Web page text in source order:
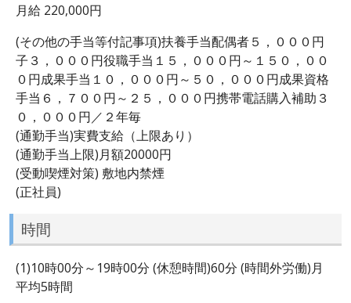
月給 220,000円
(その他の手当等付記事項)扶養手当配偶者５，０００円
子３，０００円役職手当１５，０００円～１５０，００
０円成果手当１０，０００円～５０，０００円成果資格
手当６，７００円～２５，０００円携帯電話購入補助３
０，０００円／２年毎
(通勤手当)実費支給（上限あり）
(通勤手当上限)月額20000円
(受動喫煙対策) 敷地内禁煙
(正社員)
時間
(1)10時00分～19時00分 (休憩時間)60分 (時間外労働)月
平均5時間